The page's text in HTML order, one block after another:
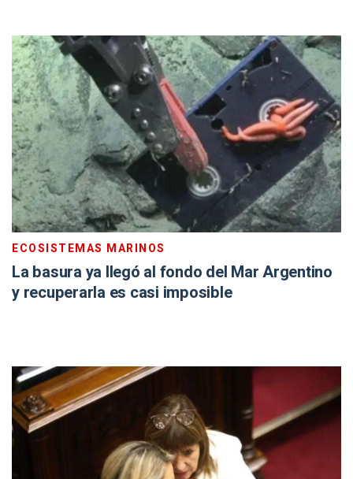
ECOSISTEMAS MARINOS
La basura ya llegó al fondo del Mar Argentino
y recuperarla es casi imposible